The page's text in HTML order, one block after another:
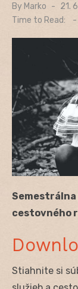
By Marko
on
21.
Time to Read:
-
Semestrálna
cestovného
Stiahnite si